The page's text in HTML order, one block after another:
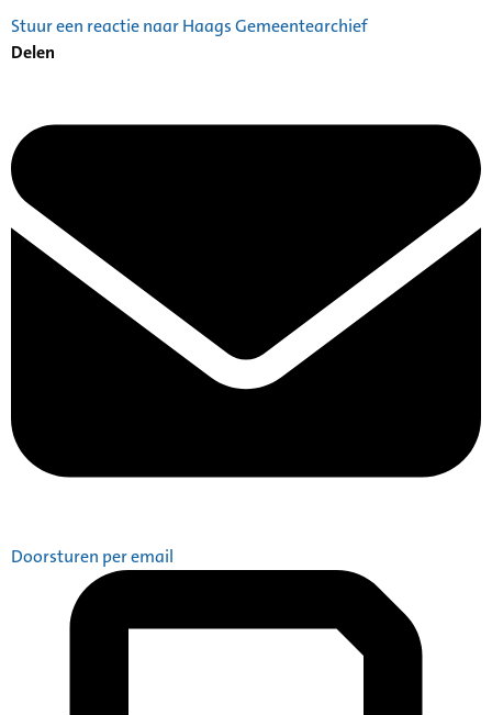
Stuur een reactie naar Haags Gemeentearchief
Delen
Doorsturen per email